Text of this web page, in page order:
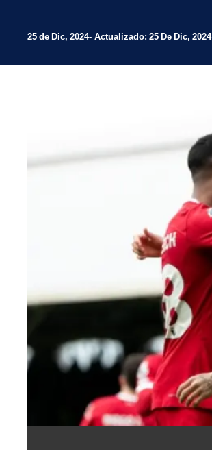
25 de Dic, 2024 Actualizado: 25 De Dic, 2024